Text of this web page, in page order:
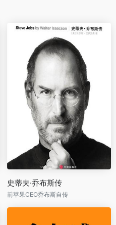
史蒂夫·乔布斯传
前苹果CEO乔布斯自传